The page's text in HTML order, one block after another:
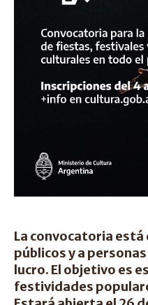
La convocatoria
públicos y a
lucro. El objetivo es
festividades